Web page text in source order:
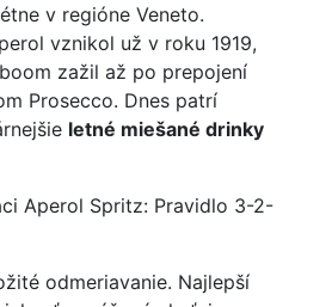
v regióne Veneto.
vznikol už v roku 1919,
zažil až po prepojení
Prosecco. Dnes patrí
letné miešané drinky
Aperol Spritz: Pravidlo 3-2-
odmeriavanie. Najlepší